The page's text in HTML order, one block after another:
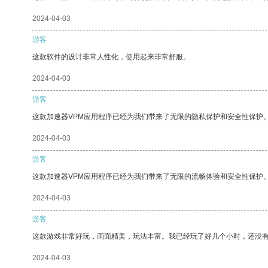
2024-04-03
游客
这款软件的设计非常人性化，使用起来非常舒服。
2024-04-03
游客
这款加速器VPM应用程序已经为我们带来了无限的隐私保护和安全性保护。
2024-04-03
游客
这款加速器VPM应用程序已经为我们带来了无限的流畅体验和安全性保护。
2024-04-03
游客
这款游戏非常好玩，画面精美，玩法丰富。我已经玩了好几个小时，还没有
2024-04-03